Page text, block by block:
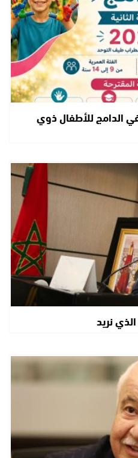
الدامج للأطفال ذوي
نريد